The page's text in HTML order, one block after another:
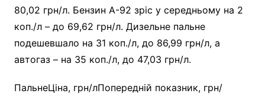
80,02 грн/л. Бензин А-92 зріс у середньому на 2
коп./л – до 69,62 грн/л. Дизельне пальне
подешевшало на 31 коп./л, до 86,99 грн/л, а
автогаз – на 35 коп./л, до 47,03 грн/л.
ПальнеЦіна, грн/лПопередній показник, грн/